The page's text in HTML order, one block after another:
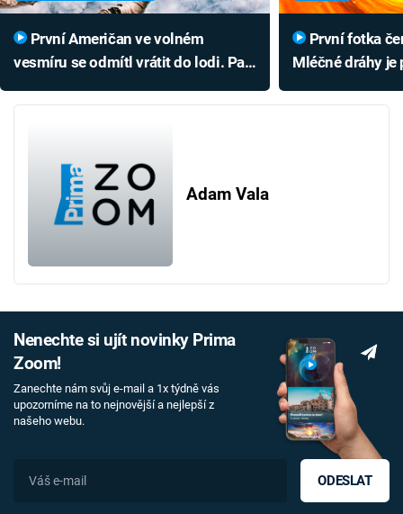
vesmíru se odmítl vrátit do lodi. Pak
Mléčné dráhy
Adam Vala
Nenechte si ujít novinky Prima
Zoom!
Zanechte nám svůj e-mail a 1x týdně vás
upozorníme na to nejnovější a nejlepší z
našeho webu.
ODESLAT